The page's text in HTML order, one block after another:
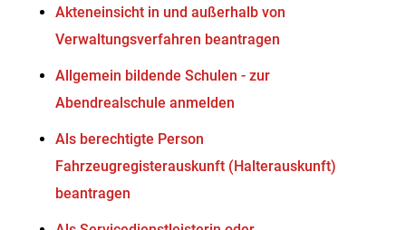
Akteneinsicht in und außerhalb von
Verwaltungsverfahren beantragen
Allgemein bildende Schulen - zur
Abendrealschule anmelden
Als berechtigte Person
Fahrzeugregisterauskunft (Halterauskunft)
beantragen